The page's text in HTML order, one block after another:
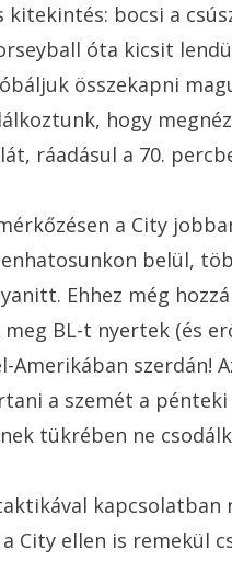
kitekintés: bocsi a
óta kicsit
összekapni
hogy
ráadásul a 70.
a City
belül,
Ehhez még
meg BL-t nyertek (és
Amerikában szerdán!
a szemét a
tükrében ne
kapcsolatban
a City ellen is remekül